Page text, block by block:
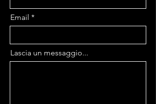
Email
Lascia un messaggio...